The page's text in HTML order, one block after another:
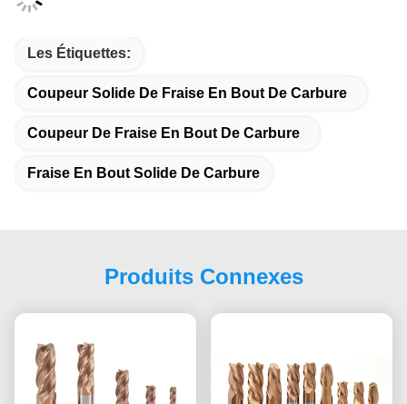
Les Étiquettes:
Coupeur Solide De Fraise En Bout De Carbure
Coupeur De Fraise En Bout De Carbure
Fraise En Bout Solide De Carbure
Produits Connexes